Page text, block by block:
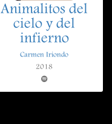
Animalitos del
cielo y del
infierno
Carmen Iriondo
2018